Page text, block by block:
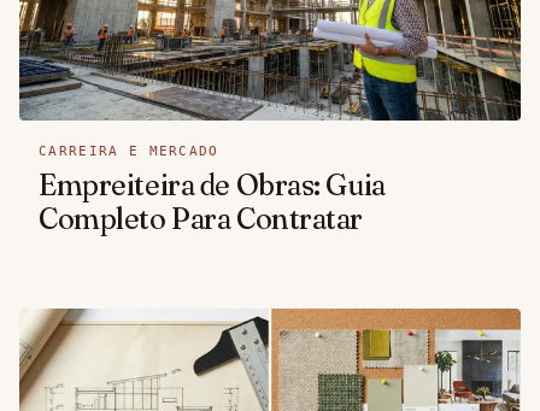
CARREIRA E MERCADO
Empreiteira de Obras: Guia
Completo Para Contratar